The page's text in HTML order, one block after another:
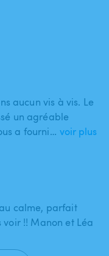
aucun vis à vis. Le
un agréable
a fourni… voir plus
calme, parfait
voir !! Manon et Léa